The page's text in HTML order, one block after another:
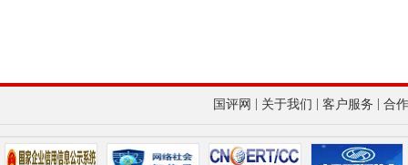
国评网 关于我们 客户服务 合